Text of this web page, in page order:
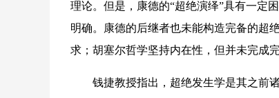
理论。但是，康德的“超绝演绎”具有一定
明确。康德的后继者也未能构造完备的超
求；胡塞尔哲学坚持内在性，但并未完成
钱捷教授指出，超绝发生学是其之前诸